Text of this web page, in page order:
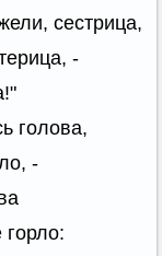
сестрица,
-
голова,
-
горло: